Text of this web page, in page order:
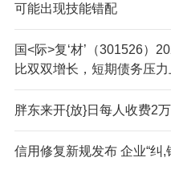
可能出现技能错配
国<际>复‘材’（301526）
比双双增长，短期债务压
胖东来开{放}日每人收费2
信用修复新规发布 企业“纠,